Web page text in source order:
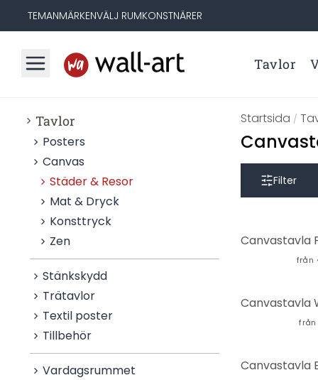
TEMANMÄRKENVÄLJ RUMKONSTNÄRER
Tavlor
Tavlor
Posters
Canvas
Städer & Resor
Mat & Dryck
Konsttryck
Zen
Stänkskydd
Trätavlor
Textil poster
Tillbehör
Vardagsrummet
Startsida /
Filter
från
från